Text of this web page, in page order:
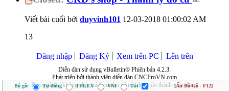
Viết bài cuối bởi duyvinh101 12-03-2018 01:00:02 AM
13
Đăng nhập Đăng Ký Xem trên PC Lên trên
Diễn đàn sử dụng vBulletin® Phiên bản 4.2.3.
Phát triển bởi thành viên diễn đàn CNCProVN.com
Ban quản trị không chịu trách nhiệm về nội dung do thành viên đăng.
Bộ gõ: Tự động TELEX VNI Tắt [Ẩn Bộ Gõ - F12]